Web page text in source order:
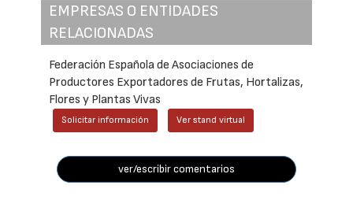
EMPRESAS O ENTIDADES
RELACIONADAS
Federación Española de Asociaciones de
Productores Exportadores de Frutas, Hortalizas,
Flores y Plantas Vivas
Solicitar información Ver stand virtual
ver/escribir comentarios